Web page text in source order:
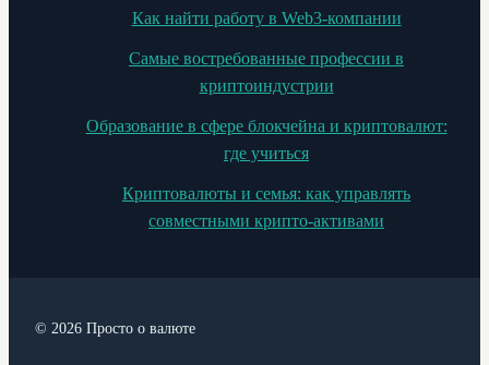
Как найти работу в Web3-компании
Самые востребованные профессии в
криптоиндустрии
Образование в сфере блокчейна и криптовалют:
где учиться
Криптовалюты и семья: как управлять
совместными крипто-активами
© 2026 Просто о валюте